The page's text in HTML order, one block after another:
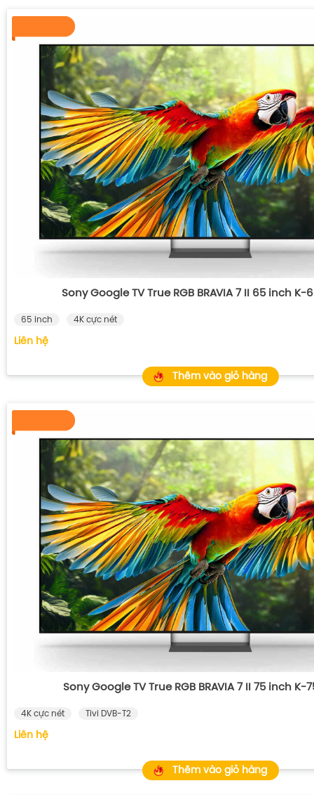
Sony Google TV True RGB BRAVIA 7 II 65 inch K-
65 inch 4K cực nét
Liên hệ
Thêm vào giỏ hàng
Sony Google TV True RGB BRAVIA 7 II 75 inch K-
4K cực nét Tivi DVB-T2
Liên hệ
Thêm vào giỏ hàng